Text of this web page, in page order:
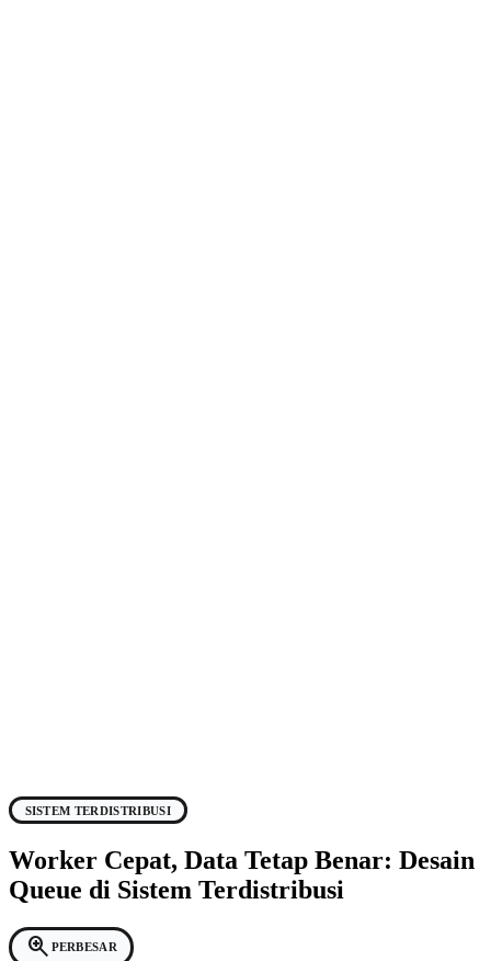
SISTEM TERDISTRIBUSI
Worker Cepat, Data Tetap Benar: Desain
Queue di Sistem Terdistribusi
zoom_in PERBESAR